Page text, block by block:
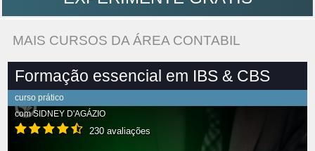
MAIS CURSOS DA ÁREA CONTABIL
Formação essencial em IBS & CBS
curso prático
comSIDNEY D'AGÁZIO
230 avaliações